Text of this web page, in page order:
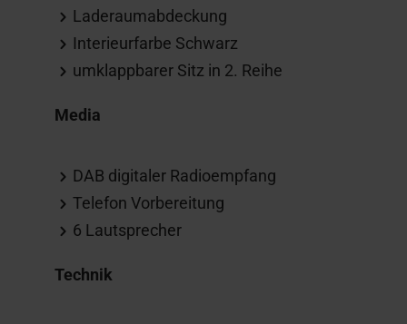
Laderaumabdeckung
Interieurfarbe Schwarz
umklappbarer Sitz in 2. Reihe
Media
DAB digitaler Radioempfang
Telefon Vorbereitung
6 Lautsprecher
Technik